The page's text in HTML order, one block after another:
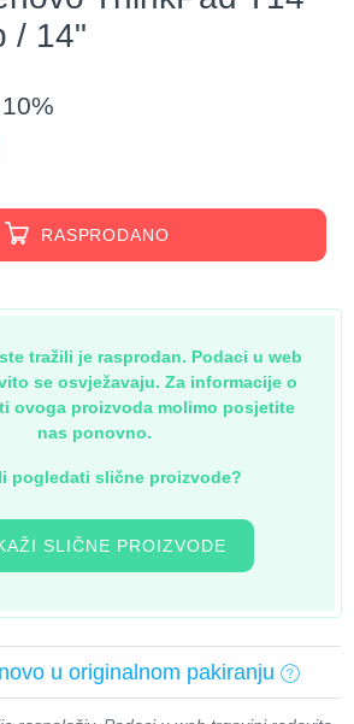
/ 14"
RASPRODANO
tražili je rasprodan. Podaci u web
se osvježavaju. Za informacije o
ovoga proizvoda molimo posjetite
nas ponovno.
pogledati slične proizvode?
SLIČNE PROIZVODE
u originalnom pakiranju